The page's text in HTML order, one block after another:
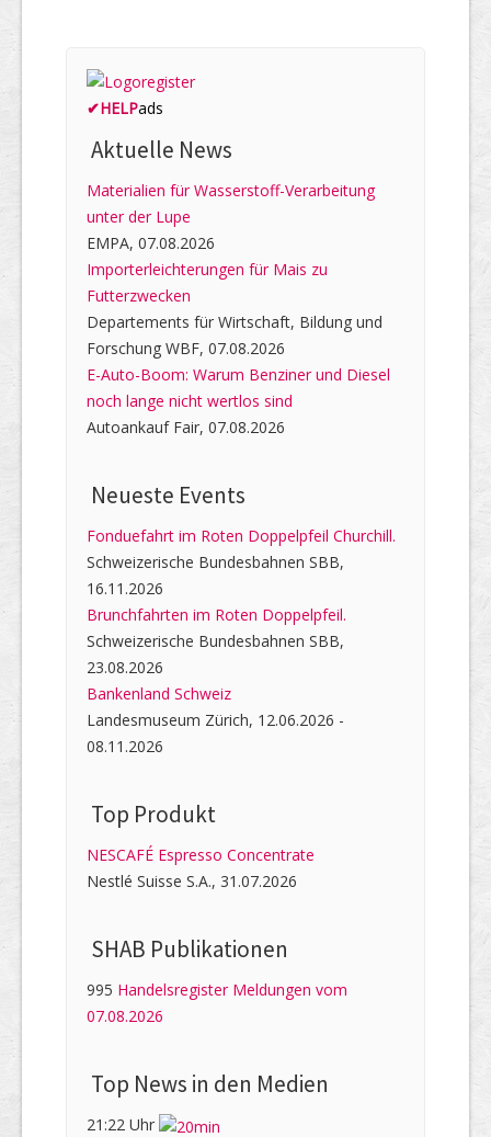
✔HELPads
Aktuelle News
Materialien für Wasserstoff-Verarbeitung
unter der Lupe
EMPA, 07.08.2026
Importerleichterungen für Mais zu
Futterzwecken
Departements für Wirtschaft, Bildung und
Forschung WBF, 07.08.2026
E-Auto-Boom: Warum Benziner und Diesel
noch lange nicht wertlos sind
Autoankauf Fair, 07.08.2026
Neueste Events
Fonduefahrt im Roten Doppelpfeil Churchill.
Schweizerische Bundesbahnen SBB,
16.11.2026
Brunchfahrten im Roten Doppelpfeil.
Schweizerische Bundesbahnen SBB,
23.08.2026
Bankenland Schweiz
Landesmuseum Zürich, 12.06.2026 -
08.11.2026
Top Produkt
NESCAFÉ Espresso Concentrate
Nestlé Suisse S.A., 31.07.2026
SHAB Publi­kati­onen
995 Handelsregister Meldungen vom
07.08.2026
Top News in den Medien
21:22 Uhr